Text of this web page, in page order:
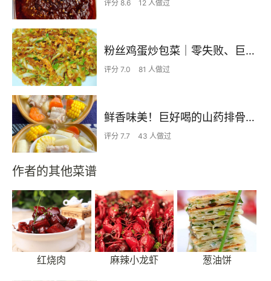
评分 8.6 12 人做过
粉丝鸡蛋炒包菜｜零失败、巨下饭
评分 7.0 81 人做过
鲜香味美！巨好喝的山药排骨汤！！
评分 7.7 43 人做过
作者的其他菜谱
红烧肉 麻辣小龙虾 葱油饼